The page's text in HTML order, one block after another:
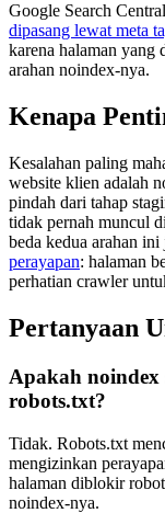
Google Search
dipasang lewat meta
karena halaman yang
arahan noindex-nya.
Kenapa
Kesalahan paling
website klien adalah
pindah dari tahap
tidak pernah muncul
beda kedua arahan
perayapan: halaman
perhatian crawler
Pertanyaan
Apakah noindex
robots.txt?
Tidak. Robots.txt
mengizinkan
halaman diblokir
noindex-nya.